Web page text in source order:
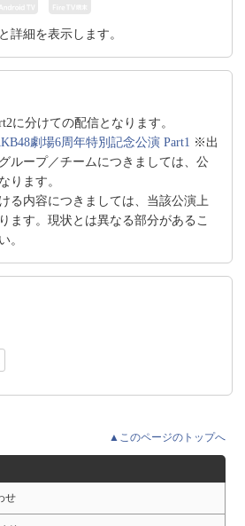
詳細を表示します。
に分けての配信となります。
劇場6周年特別記念公演 Part1 ※出
ループ／チームにつきましては、公
ります。
る内容につきましては、当該公演上
ます。現状とは異なる部分があるこ
。
▲このページのトップへ
せ